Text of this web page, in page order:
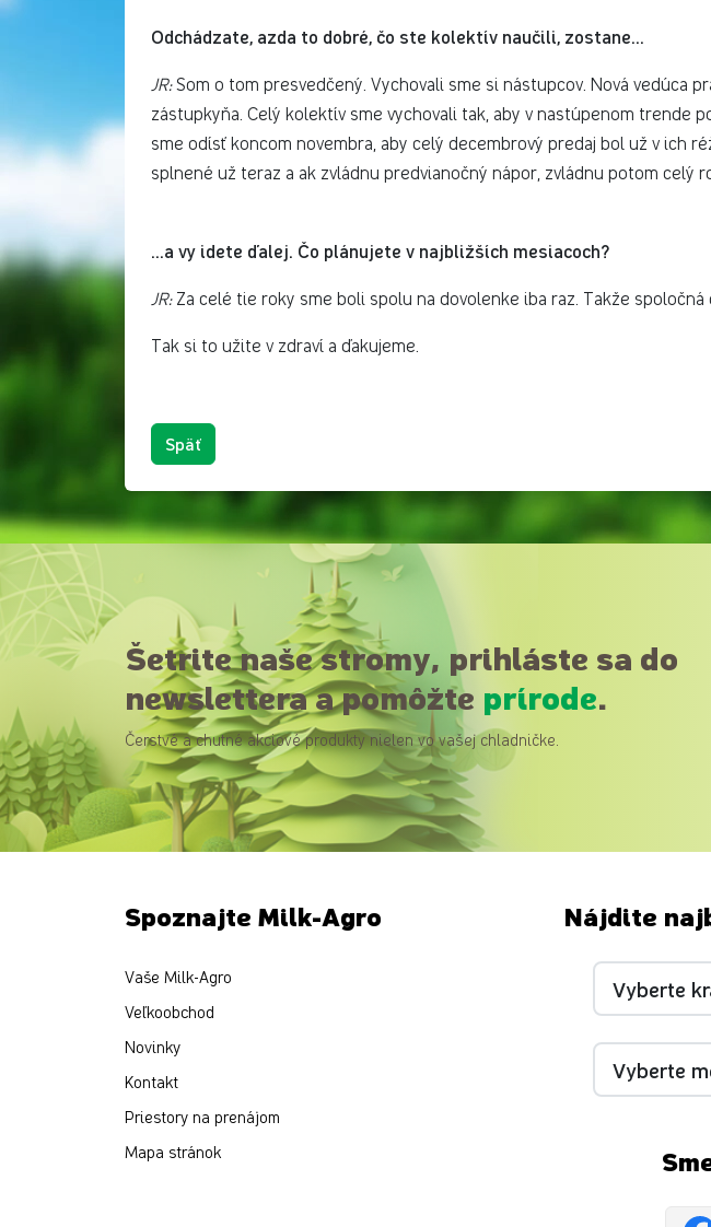
Odchádzate, azda to dobré, čo ste kolektív naučili, zostane...
JR:Som o tom presvedčený. Vychovali sme si nástupcov. Nová vedúca
zástupkyňa. Celý kolektív sme vychovali tak, aby v nastúpenom trende
sme odísť koncom novembra, aby celý decembrový predaj bol už v ich
splnené už teraz a ak zvládnu predvianočný nápor, zvládnu potom celý
...a vy idete ďalej. Čo plánujete v najbližších mesiacoch?
JR:Za celé tie roky sme boli spolu na dovolenke iba raz. Takže spoločná
Tak si to užite v zdraví a ďakujeme.
Späť
Šetrite naše stromy, prihláste sa do
newslettera a pomôžte prírode.
Čerstvé a chutné akciové produkty nielen vo vašej chladničke.
Spoznajte Milk-Agro
Vaše Milk-Agro
Veľkoobchod
Novinky
Kontakt
Priestory na prenájom
Mapa stránok
Nájdite